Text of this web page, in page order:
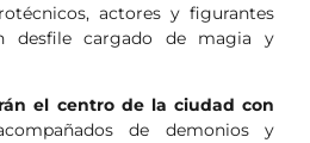
actores y figurantes
desfile cargado de magia y
el centro de la ciudad con
de demonios y